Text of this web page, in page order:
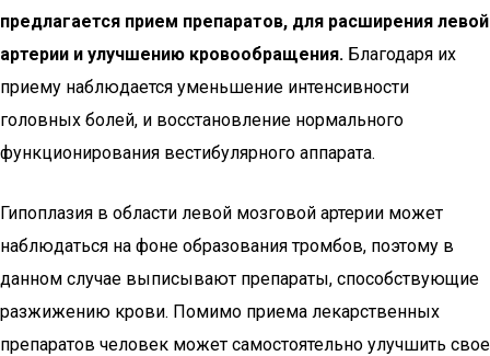
предлагается прием препаратов, для расширения левой
артерии и улучшению кровообращения. Благодаря их
приему наблюдается уменьшение интенсивности
головных болей, и восстановление нормального
функционирования вестибулярного аппарата.
Гипоплазия в области левой мозговой артерии может
наблюдаться на фоне образования тромбов, поэтому в
данном случае выписывают препараты, способствующие
разжижению крови. Помимо приема лекарственных
препаратов человек может самостоятельно улучшить свое